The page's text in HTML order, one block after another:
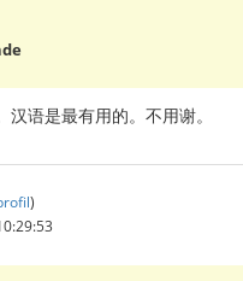
汉语是最有用的。不用谢。
)